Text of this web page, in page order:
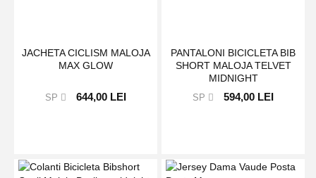
JACHETA CICLISM MALOJA
MAX GLOW
SP 644,00 LEI
PANTALONI BICICLETA BIB
SHORT MALOJA TELVET
MIDNIGHT
SP 594,00 LEI